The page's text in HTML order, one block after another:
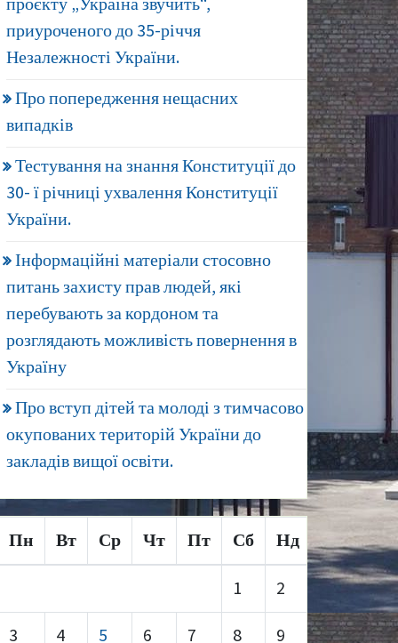
приуроченого до 35-річчя
Незалежності України.
Про попередження нещасних
випадків
Тестування на знання Конституції до
30- ї річниці ухвалення Конституції
України.
Інформаційні матеріали стосовно
питань захисту прав людей, які
перебувають за кордоном та
розглядають можливість повернення в
Україну
Про вступ дітей та молоді з тимчасово
окупованих територій України до
закладів вищої освіти.
Пн Вт Ср Чт Пт Сб Нд
1 2
3 4 5 6 7 8 9